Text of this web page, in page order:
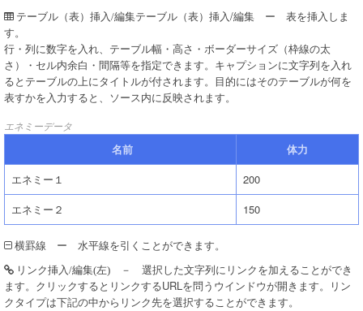
テーブル（表）挿入/編集テーブル（表）挿入/編集 ー 表を挿入しま
す。
行・列に数字を入れ、テーブル幅・高さ・ボーダーサイズ（枠線の太
さ）・セル内余白・間隔等を指定できます。キャプションに文字列を入れ
るとテーブルの上にタイトルが付されます。目的にはそのテーブルが何を
表すかを入力すると、ソース内に反映されます。
エネミーデータ
名前
体力
エネミー１
200
エネミー２
150
横罫線 ー 水平線を引くことができます。
リンク挿入/編集(左)
－ 選択した文字列にリンクを加えることができ
ます。クリックするとリンクするURLを問うウインドウが開きます。リン
クタイプは下記の中からリンク先を選択することができます。